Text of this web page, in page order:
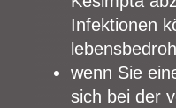
Infektionen
wenn Sie
sich bei der